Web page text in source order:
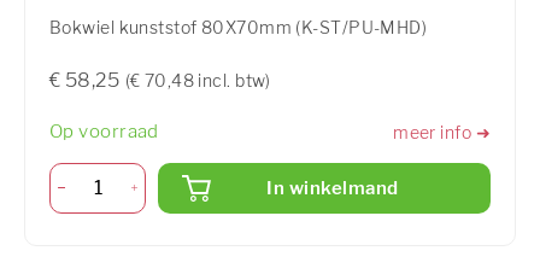
Bokwiel kunststof 80X70mm (K-ST/PU-MHD)
€ 58,25 (€ 70,48 incl. btw)
Op voorraad meer info ➜
In winkelmand